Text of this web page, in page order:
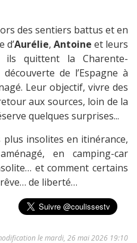
des sentiers battus et en
d’Aurélie, Antoine et leurs
ils quittent la Charente-
de l’Espagne à
Leur objectif, vivre des
aux sources, loin de la
quelques surprises...
plus insolites en itinérance,
en camping-car
et comment certains
de liberté…
le mardi, 26 mai 2026 19:10